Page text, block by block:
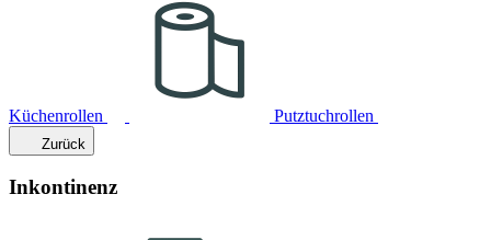
Küchenrollen Putztuchrollen
Zurück
Inkontinenz